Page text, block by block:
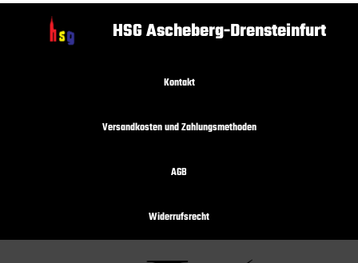
HSG Ascheberg-Drensteinfurt
Kontakt
Versandkosten und Zahlungsmethoden
AGB
Widerrufsrecht